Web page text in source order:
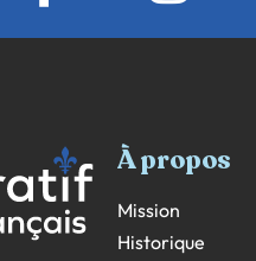
À propos
Mission
Historique